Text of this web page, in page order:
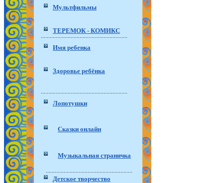
Мультфильмы
ТЕРЕМОК - КОМИКС
Имя ребенка
Здоровье ребёнка
Лопотушки
Сказки онлайн
Музыкальная страничка
Детское творчество